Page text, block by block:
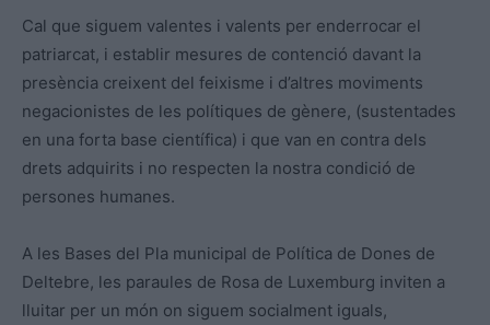
Cal que siguem valentes i valents per enderrocar el
patriarcat, i establir mesures de contenció davant la
presència creixent del feixisme i d’altres moviments
negacionistes de les polítiques de gènere, (sustentades
en una forta base científica) i que van en contra dels
drets adquirits i no respecten la nostra condició de
persones humanes.
A les Bases del Pla municipal de Política de Dones de
Deltebre, les paraules de Rosa de Luxemburg inviten a
lluitar per un món on siguem socialment iguals,